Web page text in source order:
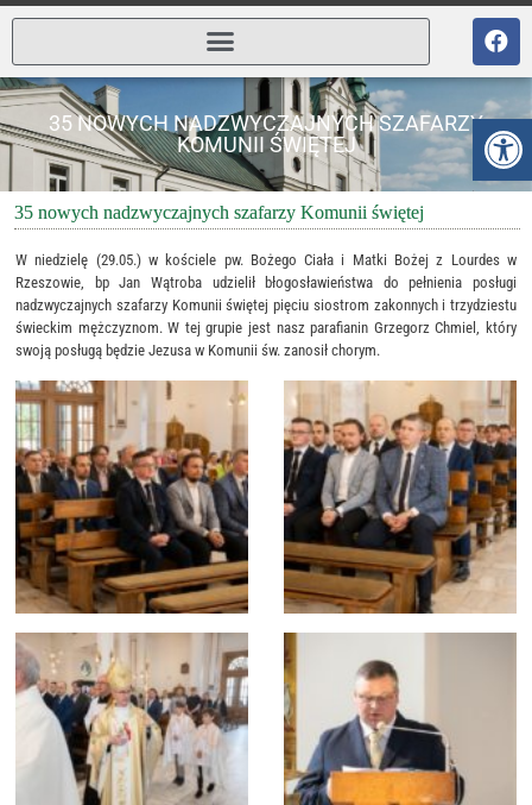
35 NOWYCH NADZWYCZAJNYCH SZAFARZY
KOMUNII ŚWIĘTEJ
35 nowych nadzwyczajnych szafarzy Komunii świętej
W niedzielę (29.05.) w kościele pw. Bożego Ciała i Matki Bożej z Lourdes w
Rzeszowie, bp Jan Wątroba udzielił błogosławieństwa do pełnienia posługi
nadzwyczajnych szafarzy Komunii świętej pięciu siostrom zakonnych i trzydziestu
świeckim mężczyznom. W tej grupie jest nasz parafianin Grzegorz Chmiel, który
swoją posługą będzie Jezusa w Komunii św. zanosił chorym.